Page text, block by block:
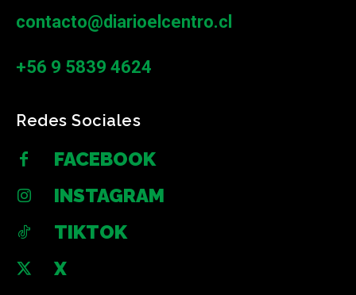
contacto@diarioelcentro.cl
+56 9 5839 4624
Redes Sociales
FACEBOOK
INSTAGRAM
TIKTOK
X